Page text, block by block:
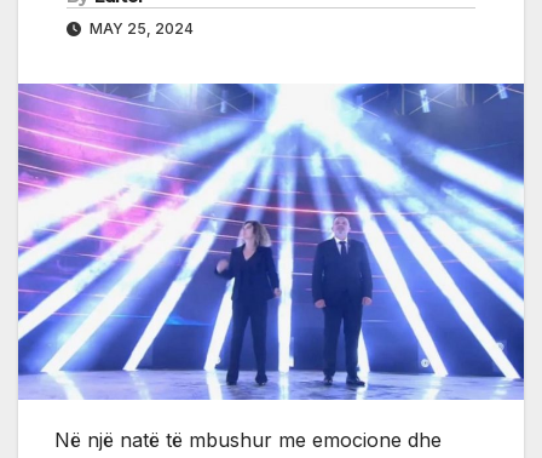
MAY 25, 2024
Në një natë të mbushur me emocione dhe